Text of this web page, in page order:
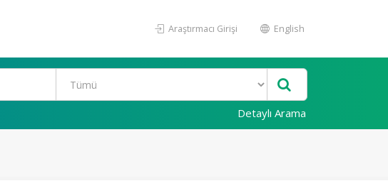
Araştırmacı Girişi English
Detaylı Arama